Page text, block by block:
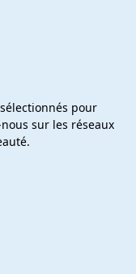
pour
sur les réseaux